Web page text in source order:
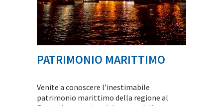
PATRIMONIO MARITTIMO
Venite a conoscere l’inestimabile
patrimonio marittimo della regione al